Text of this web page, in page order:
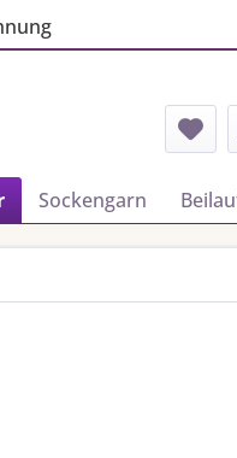
Sockengarn